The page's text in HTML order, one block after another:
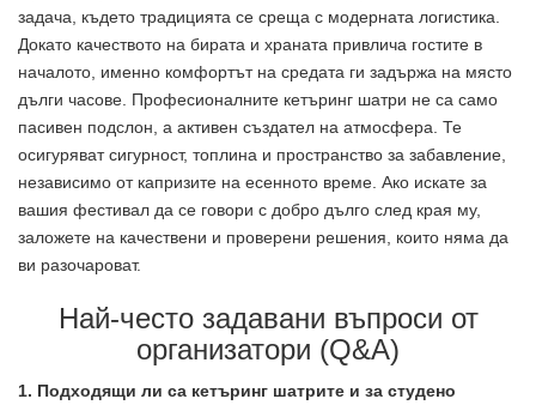
задача, където традицията се среща с модерната логистика.
Докато качеството на бирата и храната привлича гостите в
началото, именно комфортът на средата ги задържа на място
дълги часове. Професионалните кетъринг шатри не са само
пасивен подслон, а активен създател на атмосфера. Те
осигуряват сигурност, топлина и пространство за забавление,
независимо от капризите на есенното време. Ако искате за
вашия фестивал да се говори с добро дълго след края му,
заложете на качествени и проверени решения, които няма да
ви разочароват.
Най-често задавани въпроси от
организатори (Q&A)
1. Подходящи ли са кетъринг шатрите и за студено